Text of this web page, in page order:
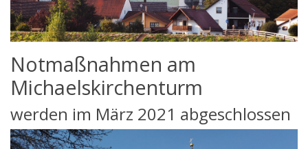
Notmaßnahmen am
Michaelskirchenturm
werden im März 2021 abgeschlossen